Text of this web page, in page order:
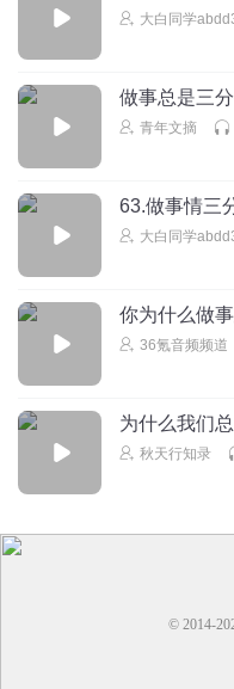
大白同学
做事总是三
青年文摘
63.做事情三
大白同学
你为什么做
36氪音频频道
为什么我们
秋天行知录
© 2014-